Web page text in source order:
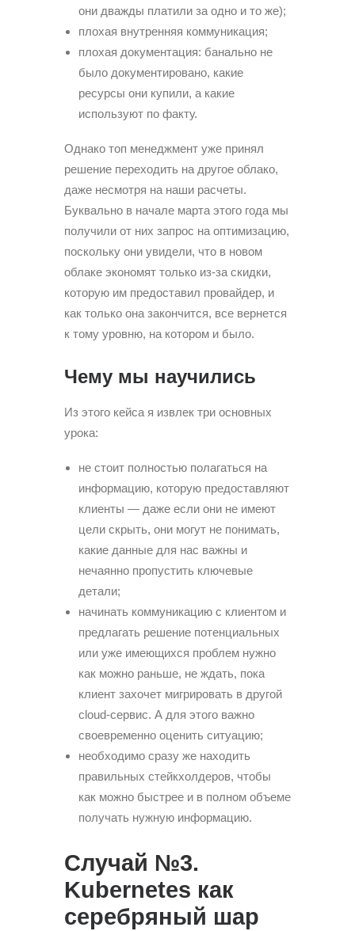
они дважды платили за одно и то же);
плохая внутренняя коммуникация;
плохая документация: банально не
было документировано, какие
ресурсы они купили, а какие
используют по факту.
Однако топ менеджмент уже принял
решение переходить на другое облако,
даже несмотря на наши расчеты.
Буквально в начале марта этого года мы
получили от них запрос на оптимизацию,
поскольку они увидели, что в новом
облаке экономят только из-за скидки,
которую им предоставил провайдер, и
как только она закончится, все вернется
к тому уровню, на котором и было.
Чему мы научились
Из этого кейса я извлек три основных
урока:
не стоит полностью полагаться на
информацию, которую предоставляют
клиенты — даже если они не имеют
цели скрыть, они могут не понимать,
какие данные для нас важны и
нечаянно пропустить ключевые
детали;
начинать коммуникацию с клиентом и
предлагать решение потенциальных
или уже имеющихся проблем нужно
как можно раньше, не ждать, пока
клиент захочет мигрировать в другой
cloud-сервис. А для этого важно
своевременно оценить ситуацию;
необходимо сразу же находить
правильных стейкхолдеров, чтобы
как можно быстрее и в полном объеме
получать нужную информацию.
Случай №3.
Kubernetes как
серебряный шар